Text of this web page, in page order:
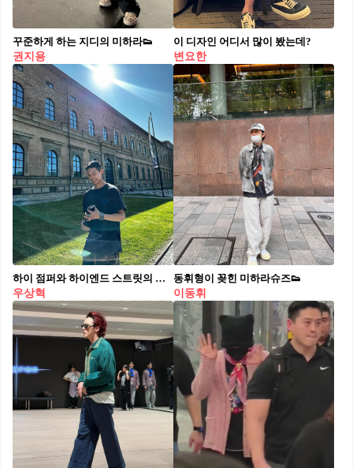
꾸준하게 하는 지디의 미하라👟
권지용
이 디자인 어디서 많이 봤는데?
변요한
하이 점퍼와 하이엔드 스트릿의 만남
우상혁
동휘형이 꽂힌 미하라슈즈👟
이동휘